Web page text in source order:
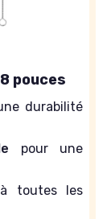
pouces
durabilité
pour une
toutes les